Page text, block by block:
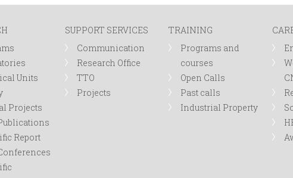
Units
Projects
Report
SUPPORT SERVICES
Communication
Research Office
TTO
Projects
TRAINING
Programs and
courses
Open Calls
Past calls
Industrial Property